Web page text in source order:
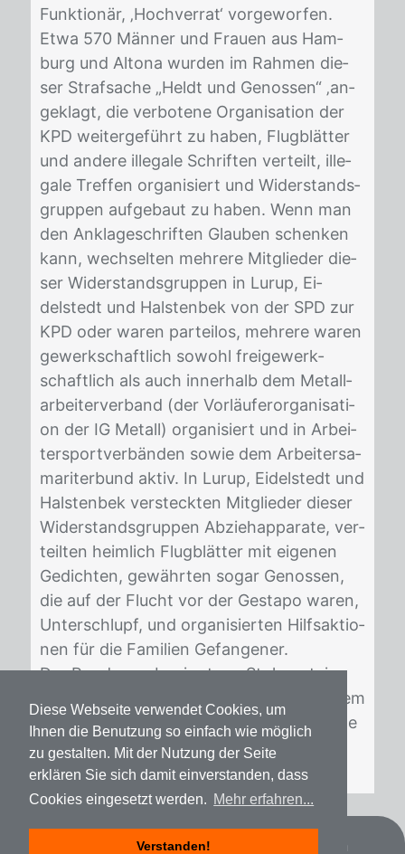
Diese Webseite verwendet Cookies, um
Ihnen die Benutzung so einfach wie möglich
zu gestalten. Mit der Nutzung der Seite
erklären Sie sich damit einverstanden, dass
Cookies eingesetzt werden. Mehr erfahren...
Verstanden!
Funk­tio­när, ‚Hoch­ver­rat‘ vor­ge­wor­fen.
Etwa 570 Män­ner und Frau­en aus Ham­
burg und Al­to­na wur­den im Rah­men die­
ser Straf­sa­che „Heldt und Ge­nos­sen“ ‚an­
ge­klagt, die ver­bo­te­ne Or­ga­ni­sa­ti­on der
KPD wei­ter­ge­führt zu ha­ben, Flug­blät­ter
und an­de­re il­le­ga­le Schrif­ten ver­teilt, il­le­
ga­le Tref­fen or­ga­ni­siert und Wi­der­stands­
grup­pen auf­ge­baut zu ha­ben. Wenn man
den An­kla­ge­schrif­ten Glau­ben schen­ken
kann, wech­sel­ten meh­re­re Mit­glie­der die­
ser Wi­der­stands­grup­pen in Lu­rup, Ei­
delstedt und Hals­ten­bek von der SPD zur
KPD oder wa­ren par­tei­los, meh­re­re wa­ren
ge­werk­schaft­lich so­wohl frei­ge­werk­
schaft­lich als auch in­ner­halb dem Me­tall­
ar­bei­ter­ver­band (der Vor­läu­fer­or­ga­ni­sa­ti­
on der IG Me­tall) or­ga­ni­siert und in Ar­bei­
ter­sport­ver­bän­den so­wie dem Ar­bei­ter­sa­
ma­ri­ter­bund ak­tiv. In Lu­rup, Ei­delstedt und
Hals­ten­bek ver­steck­ten Mit­glie­der die­ser
Wi­der­stands­grup­pen Ab­zie­h­ap­pa­ra­te, ver­
teil­ten heim­lich Flug­blät­ter mit ei­ge­nen
Ge­dich­ten, ge­währ­ten so­gar Ge­nos­sen,
die auf der Flucht vor der Ge­sta­po wa­ren,
Un­ter­schlupf, und or­ga­ni­sier­ten Hilfs­ak­tio­
nen für die Fa­mi­li­en Ge­fan­ge­ner.
Der Rund­gang be­ginnt am Stol­per­stein
Wil­li Ha­gens, führt zum Ach­tern Styg, dem
Kem­pel­barg und der Lu­ru­per Haupt­stra­ße
und en­det am Ru­gen­barg.
Impressum